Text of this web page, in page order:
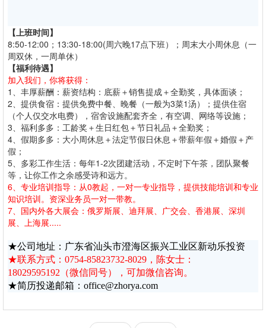
【上班时间】
8:50-12:00；13:30-18:00(周六晚17点下班）；周末大小周休息（一
周双休，一周单休）
【福利待遇】
加入我们，你将获得：
1、丰厚薪酬：薪资结构：底薪＋销售提成＋全勤奖，具体面谈；
2、提供食宿：提供免费中餐、晚餐（一般为3菜1汤）；提供住宿
（个人仅交水电费），宿舍设施配套齐全，有空调、网络等设施；
3、福利多多：工龄奖＋生日红包＋节日礼品＋全勤奖；
4、假期多多：大小周休息＋法定节假日休息＋带薪年假＋婚假＋产
假；
5、多彩工作生活：每年1-2次团建活动，不定时下午茶，团队聚餐
等，让你工作之余感受诗和远方。
6、专业培训指导：从0教起，一对一专业指导，提供技能培训和专业
知识培训。资深业务员一对一带教。
7、国内外各大展会：俄罗斯展、迪拜展、广交会、香港展、深圳
展、上海展.....
★公司地址：广东省汕头市澄海区振兴工业区新动乐投资
★联系方式：0754-85823732-8029，陈女士：
18029595192（微信同号），可加微信咨询。
★简历投递邮箱：office@zhorya.com